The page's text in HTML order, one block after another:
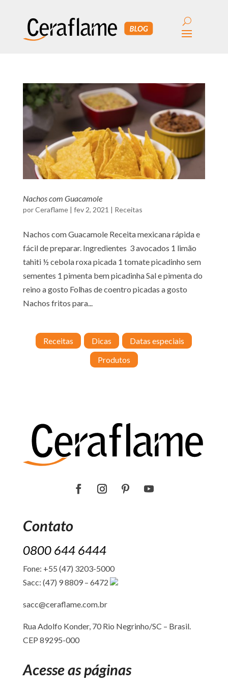
Nachos com Guacamole
porCeraflame| fev 2, 2021 | Receitas
Nachos com Guacamole Receita mexicana rápida e
fácil de preparar. Ingredientes 3 avocados 1 limão
tahiti ½ cebola roxa picada 1 tomate picadinho sem
sementes 1 pimenta bem picadinha Sal e pimenta do
reino a gosto Folhas de coentro picadas a gosto
Nachos fritos para...
Receitas Dicas
Datas especiais
Produtos
Contato
0800 644 6444
Fone: +55 (47) 3203-5000
Sacc: (47) 9 8809 – 6472
sacc@ceraflame.com.br
Rua Adolfo Konder, 70 Rio Negrinho/SC – Brasil.
CEP 89295-000
Acesse as páginas